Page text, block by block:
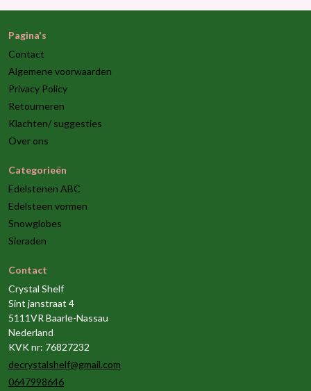
Pagina's
Contact
Algemene voorwaarden
Privacy Policy
Retourneren
Klachten/ suggesties
Over ons
Categorieën
Edelstenen ABC
Edelsteen vormen
Snowglobes
Sieraden
Contact
Crystal Shelf
Sint janstraat 4
5111VR Baarle-Nassau
Nederland
KVK nr: 76827232
decrystalshelf@gmail.com
0647998646